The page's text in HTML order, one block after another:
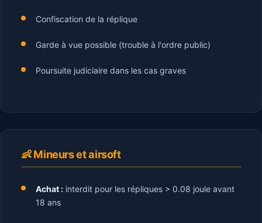
Confiscation de la réplique
Garde à vue possible (trouble à l'ordre public)
Poursuite judiciaire dans les cas graves
👶 Mineurs et airsoft
Achat : interdit pour les répliques > 0.08 joule avant
18 ans